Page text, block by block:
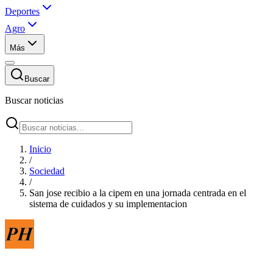
Deportes
Agro
Más
Buscar
Buscar noticias
Inicio
/
Sociedad
/
San jose recibio a la cipem en una jornada centrada en el
sistema de cuidados y su implementacion